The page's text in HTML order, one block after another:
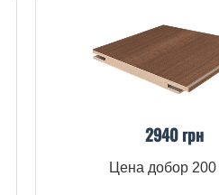
2940 грн
Цена добор